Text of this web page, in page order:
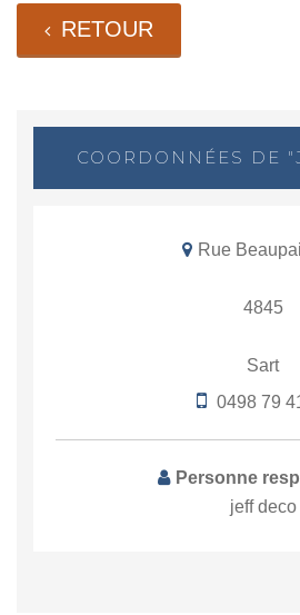
RETOUR
COORDONNÉES DE
Rue
4845
Sart
0498 79
Personne
jeff deco